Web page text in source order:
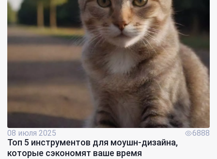
08 июля 2025 6888
Топ 5 инструментов для моушн-дизайна,
которые сэкономят ваше время